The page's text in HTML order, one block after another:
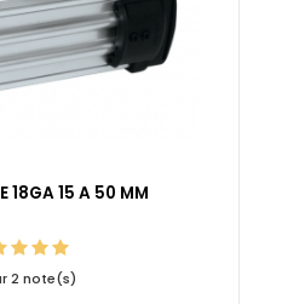
18GA 15 A 50 MM
2 note(s)